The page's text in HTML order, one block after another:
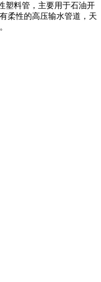
塑料管，主要用于石油开
柔性的高压输水管道，天